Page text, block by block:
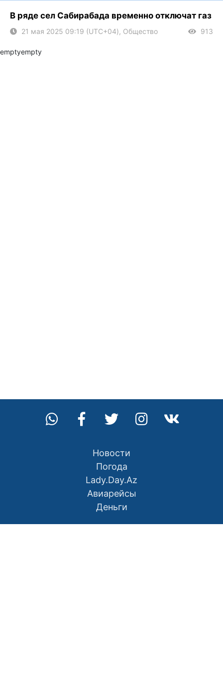
В ряде сел Сабирабада временно отключат газ
21 мая 2025 09:19 (UTC+04), Общество 913
emptyempty
Новости
Погода
Lady.Day.Az
Авиарейсы
Деньги